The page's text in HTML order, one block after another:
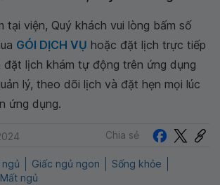
tại viện, Quý khách vui lòng bấm số
GÓI DỊCH VỤ hoặc đặt lịch trực tiếp
đặt lịch khám tự động trên ứng dụng
lý, theo dõi lịch và đặt hẹn mọi lúc
ứng dụng.
Chia sẻ
Giấc ngủ ngon
Sống khỏe
Mất ngủ